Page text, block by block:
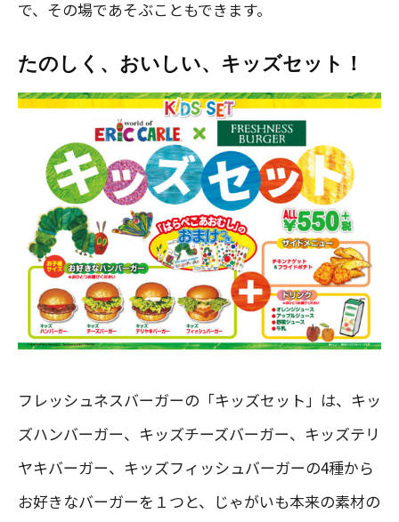
で、その場であそぶこともできます。
たのしく、おいしい、キッズセット！
フレッシュネスバーガーの「キッズセット」は、キッ
ズハンバーガー、キッズチーズバーガー、キッズテリ
ヤキバーガー、キッズフィッシュバーガーの4種から
お好きなバーガーを１つと、じゃがいも本来の素材の